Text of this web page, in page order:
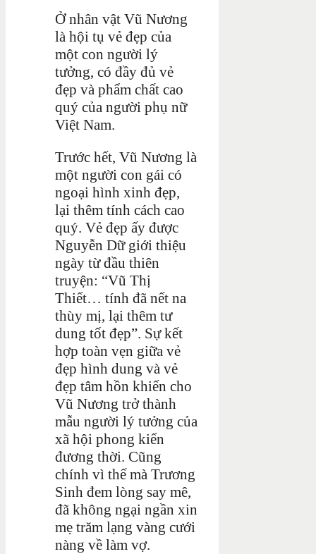
Ở nhân vật Vũ Nương
là hội tụ vẻ đẹp của
một con người lý
tưởng, có đầy đủ vẻ
đẹp và phẩm chất cao
quý của người phụ nữ
Việt Nam.
Trước hết, Vũ Nương là
một người con gái có
ngoại hình xinh đẹp,
lại thêm tính cách cao
quý. Vẻ đẹp ấy được
Nguyễn Dữ giới thiệu
ngày từ đầu thiên
truyện: “Vũ Thị
Thiết… tính đã nết na
thùy mị, lại thêm tư
dung tốt đẹp”. Sự kết
hợp toàn vẹn giữa vẻ
đẹp hình dung và vẻ
đẹp tâm hồn khiến cho
Vũ Nương trở thành
mẫu người lý tưởng của
xã hội phong kiến
đương thời. Cũng
chính vì thế mà Trương
Sinh đem lòng say mê,
đã không ngại ngần xin
mẹ trăm lạng vàng cưới
nàng về làm vợ.